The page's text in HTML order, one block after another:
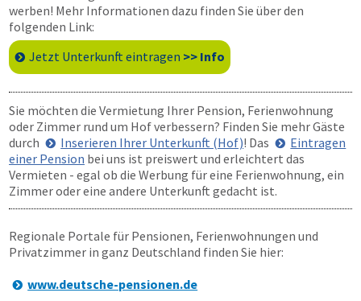
werben! Mehr Informationen dazu finden Sie über den
folgenden Link:
Jetzt Unterkunft eintragen >> Info
Sie möchten die Vermietung Ihrer Pension, Ferienwohnung
oder Zimmer rund um Hof verbessern? Finden Sie mehr Gäste
durch
Inserieren Ihrer Unterkunft (Hof)! Das
Eintragen
einer Pension bei uns ist preiswert und erleichtert das
Vermieten - egal ob die Werbung für eine Ferienwohnung, ein
Zimmer oder eine andere Unterkunft gedacht ist.
Regionale Portale für Pensionen, Ferienwohnungen und
Privatzimmer in ganz Deutschland finden Sie hier:
www.deutsche-pensionen.de